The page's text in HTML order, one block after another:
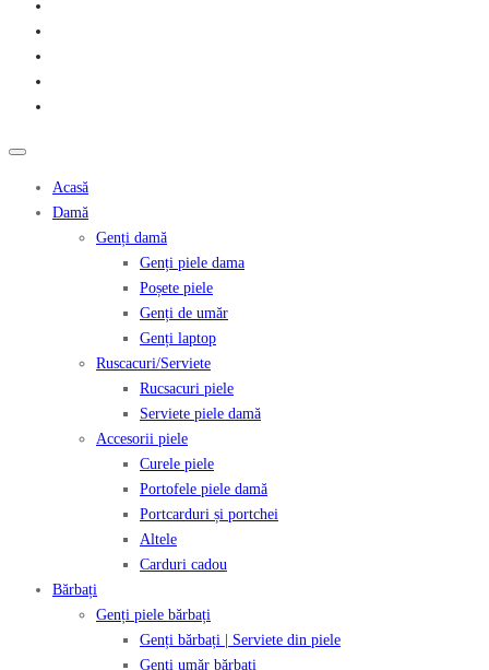
Acasă
Damă
Genți damă
Genți piele dama
Poșete piele
Genți de umăr
Genți laptop
Ruscacuri/Serviete
Rucsacuri piele
Serviete piele damă
Accesorii piele
Curele piele
Portofele piele damă
Portcarduri și portchei
Altele
Carduri cadou
Bărbați
Genți piele bărbați
Genți bărbați | Serviete din piele
Genți umăr bărbați